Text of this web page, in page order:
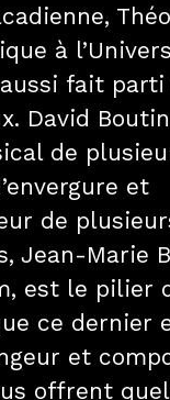
à
fait
David
de
et
de
Jean-Marie
est le pilier
ce dernier
et
offrent